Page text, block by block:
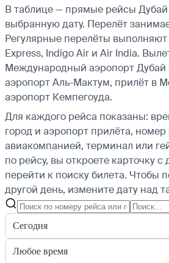
В таблице — прямые рейсы Дубай
выбранную дату. Перелёт
Регулярные перелёты выполняют
Express, Indigo Air и Air India.
Международный аэропорт
аэропорт Аль-Мактум, прилёт в
аэропорт Кемпегоуда.
Для каждого рейса показаны:
город и аэропорт прилёта, номер
авиакомпанией, терминал или
по рейсу, вы откроете карточку
перейти к поиску билета. Чтобы
другой день, измените дату над
Сегодня
Любое время